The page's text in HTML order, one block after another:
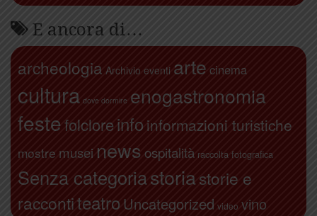
E ancora di…
archeologia Archivio eventi arte cinema
cultura dove dormire enogastronomia
festefolcloreinfo informazioni turistiche
mostre musei news ospitalità raccolta fotografica
Senza categoriastoriastorie e
raccontiteatro Uncategorized video vino